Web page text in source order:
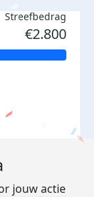
Streefbedrag
€2.800
jouw actie